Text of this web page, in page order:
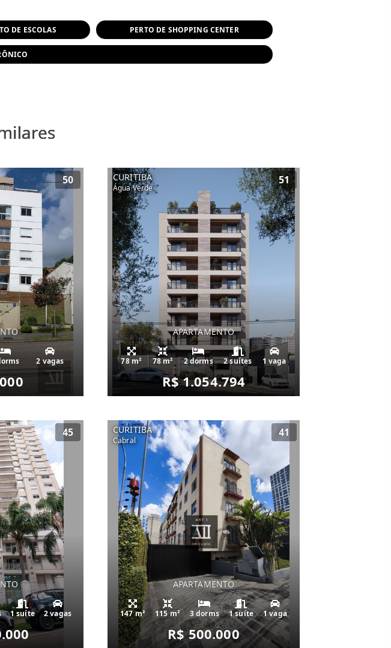
DE ESCOLAS PERTO DE SHOPPING CENTER
50
2 vagas
CURITIBA
Água Verde
51
APARTAMENTO
78 m² 78 m² 2 dorms 2 suítes 1 vaga
R$ 1.054.794
45
1 suíte 2 vagas
CURITIBA
Cabral
41
APARTAMENTO
147 m² 115 m² 3 dorms 1 suíte 1 vaga
R$ 500.000